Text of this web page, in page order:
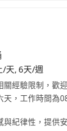
/天, 6天/週
關經驗限制，歡
天，工作時間為
與紀律性，提供